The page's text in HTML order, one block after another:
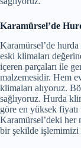
Karamürsel’de
Karamürsel’de hurda
eski klimaları
içeren parçaları ile
malzemesidir. Hem
klimaları alıyoruz.
sağlıyoruz. Hurda
göre en yüksek
Karamürsel’deki her
bir şekilde